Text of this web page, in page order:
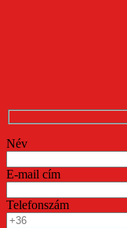
Név
E-mail cím
Telefonszám